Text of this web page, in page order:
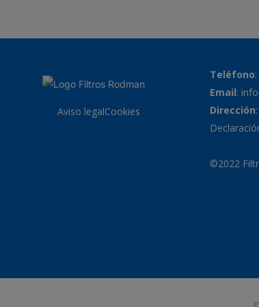
Aviso legalCookies
Teléfono:
Email:
Dirección
©2022